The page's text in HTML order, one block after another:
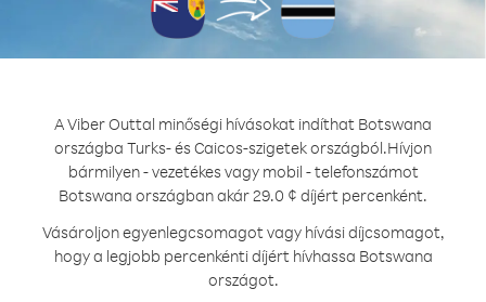
A Viber Outtal minőségi hívásokat indíthat Botswana
országba Turks- és Caicos-szigetek országból.Hívjon
bármilyen - vezetékes vagy mobil - telefonszámot
Botswana országban akár 29.0 ¢ díjért percenként.
Vásároljon egyenlegcsomagot vagy hívási díjcsomagot,
hogy a legjobb percenkénti díjért hívhassa Botswana
országot.